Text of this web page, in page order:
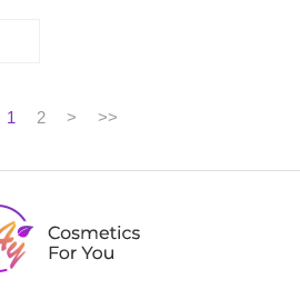
1 2 > >>